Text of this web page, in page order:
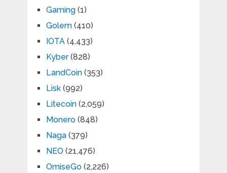
Gaming(1)
Golem(410)
IOTA(4,433)
Kyber(828)
LandCoin(353)
Lisk(992)
Litecoin(2,059)
Monero(848)
Naga(379)
NEO (21,476)
OmiseGo(2,226)